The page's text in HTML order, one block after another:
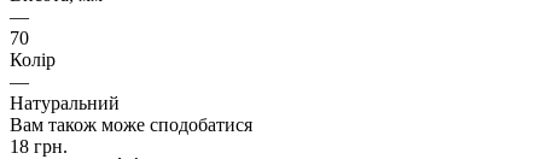
—
70
Колір
—
Натуральний
Вам також може сподобатися
18 грн.